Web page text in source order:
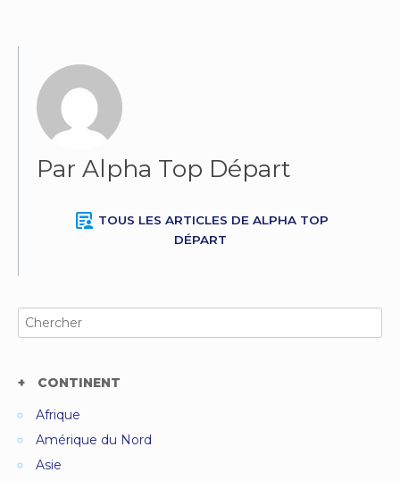
Par Alpha Top Départ
article_person TOUS LES ARTICLES DE ALPHA TOP
DÉPART
Search
for:
CONTINENT
Afrique
Amérique du Nord
Asie